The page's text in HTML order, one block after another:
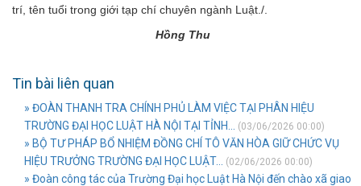
trí, tên tuổi trong giới tạp chí chuyên ngành Luật./.
Hồng Thu
Tin bài liên quan
» ĐOÀN THANH TRA CHÍNH PHỦ LÀM VIỆC TẠI PHÂN HIỆU
TRƯỜNG ĐẠI HỌC LUẬT HÀ NỘI TẠI TỈNH...
(03/06/2026 00:00)
» BỘ TƯ PHÁP BỔ NHIỆM ĐỒNG CHÍ TÔ VĂN HÒA GIỮ CHỨC VỤ
HIỆU TRƯỞNG TRƯỜNG ĐẠI HỌC LUẬT...
(02/06/2026 00:00)
» Đoàn công tác của Trường Đại học Luật Hà Nội đến chào xã giao